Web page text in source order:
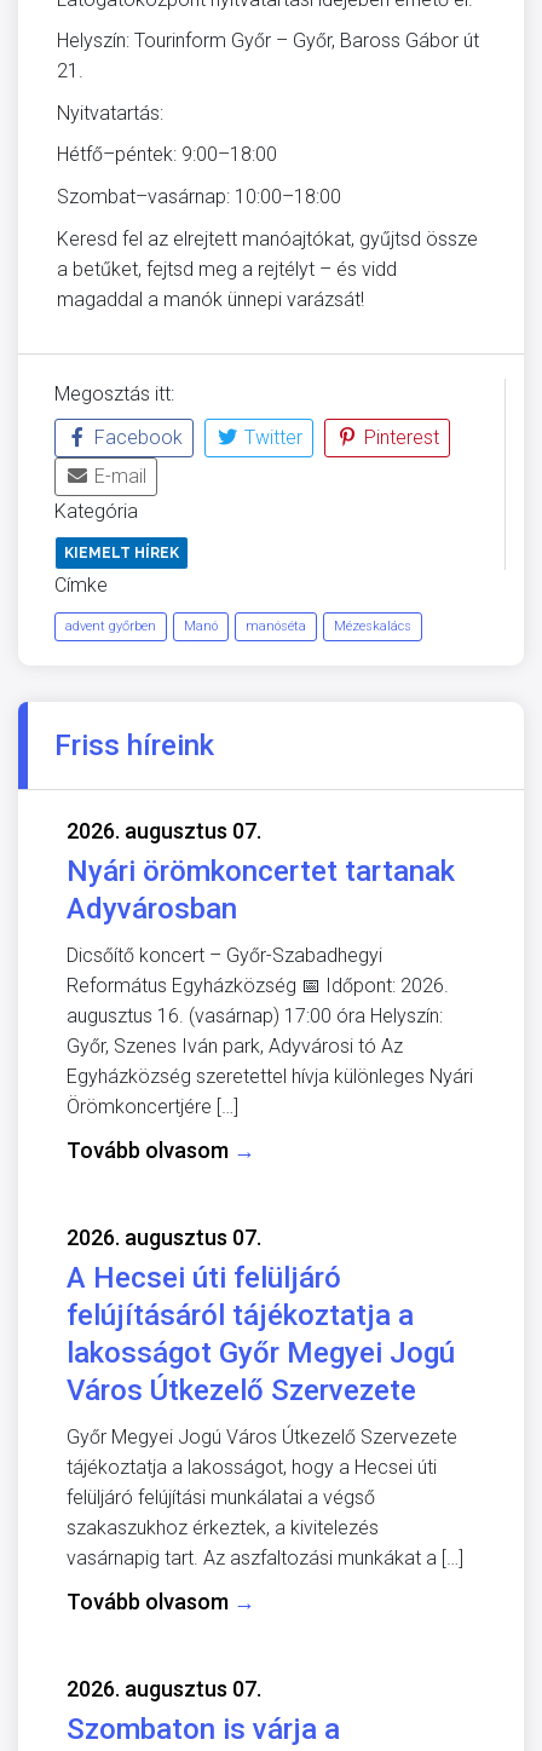
Helyszín: Tourinform Győr – Győr, Baross Gábor út
21.
Nyitvatartás:
Hétfő–péntek: 9:00–18:00
Szombat–vasárnap: 10:00–18:00
Keresd fel az elrejtett manóajtókat, gyűjtsd össze
a betűket, fejtsd meg a rejtélyt – és vidd
magaddal a manók ünnepi varázsát!
Megosztás itt:
Facebook
Twitter
Pinterest
E-mail
Kategória
KIEMELT HÍREK
Címke
advent győrben Manó manóséta Mézeskalács
Friss híreink
2026. augusztus 07.
Nyári örömkoncertet tartanak
Adyvárosban
Dicsőítő koncert – Győr-Szabadhegyi
Református Egyházközség 📅 Időpont: 2026.
augusztus 16. (vasárnap) 17:00 óra Helyszín:
Győr, Szenes Iván park, Adyvárosi tó Az
Egyházközség szeretettel hívja különleges Nyári
Örömkoncertjére […]
Tovább olvasom →
2026. augusztus 07.
A Hecsei úti felüljáró
felújításáról tájékoztatja a
lakosságot Győr Megyei Jogú
Város Útkezelő Szervezete
Győr Megyei Jogú Város Útkezelő Szervezete
tájékoztatja a lakosságot, hogy a Hecsei úti
felüljáró felújítási munkálatai a végső
szakaszukhoz érkeztek, a kivitelezés
vasárnapig tart. Az aszfaltozási munkákat a […]
Tovább olvasom →
2026. augusztus 07.
Szombaton is várja a